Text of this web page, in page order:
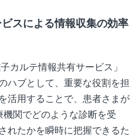
スによる情報収集の効率
カルテ情報共有サービス」
ハブとして、重要な役割を担
活用することで、患者さまが
関でどのような診断を受
れたかを瞬時に把握できるた